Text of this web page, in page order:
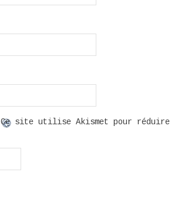
Ce site utilise Akismet pour réduire